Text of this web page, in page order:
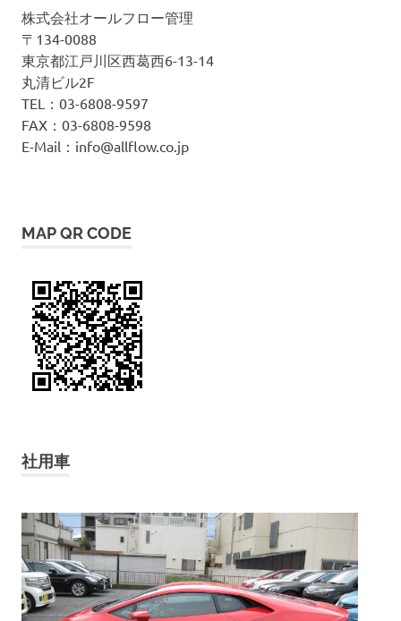
株式会社オールフロー管理
〒134-0088
東京都江戸川区西葛西6-13-14
丸清ビル2F
TEL：03-6808-9597
FAX：03-6808-9598
E-Mail：info@allflow.co.jp
MAP QR CODE
社用車